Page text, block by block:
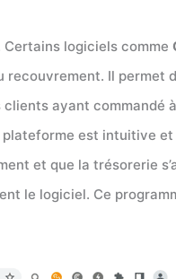
logiciels comme
recouvrement. Il permet
ayant
est intuitive
et que la trésorerie
le logiciel. Ce